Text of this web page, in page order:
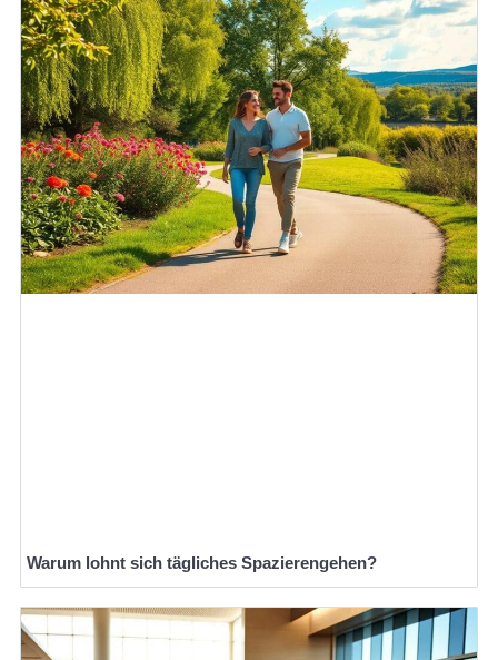
Warum lohnt sich tägliches Spazierengehen?